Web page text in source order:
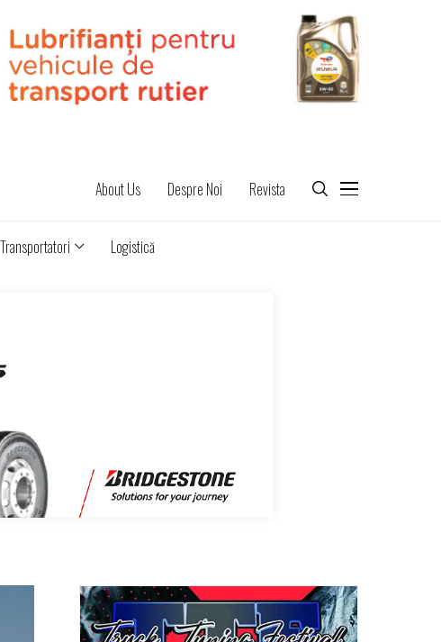
About Us Despre Noi Revista
Transportatori Logistică